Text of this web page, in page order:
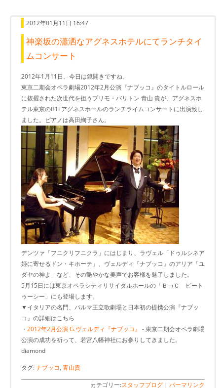
2012年01月11日 16:47
神楽坂の瀟洒なアグネスホテルにてランチタイ
ムコンサート
‎2012年1月11日。今日は鏡開きですね。
東京二期会オペラ劇場2012年2月公演『ナブッコ』のタイトルロール
に抜擢された次世代を担うプリモ・バリトン 青山 貴が、アグネスホ
テル東京のB1Fアグネスホールのランチライムコンサートに出演致し
ました。ピアノは高田絢子さん。
デンツァ「フニクリフニクラ」にはじまり、ラヴェル「ドゥルシネア
姫に寄せるドン・キホーテ」、ヴェルディ『ナブッコ』のアリア「ユ
ダヤの神よ」など、その艶やかな美声でお客様を魅了しました。
5月15日には東京オペラシティリサイタルホールの「Ｂ→Ｃ ビート
ゥーシー」にも登場します。
▼イタリアの名門、パルマ王立歌劇場と日本初の提携公演『ナブッ
コ』の詳細はこちら
・ 2012年2月公演 G.ヴェルディ『ナブッコ』 - 東京二期会オペラ劇場
公演の成功を祈って、若宮八幡神社にお参りしてきました。
diamond
タグ:ナブッコ, 青山貴
カテゴリー:スタッフブログ | パーマリンク